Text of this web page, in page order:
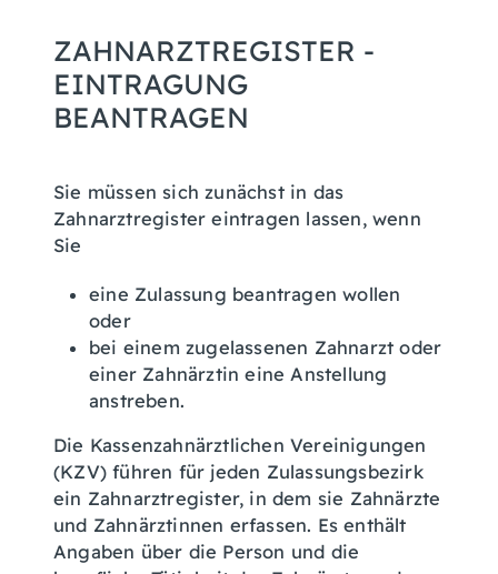
ZAHNARZTREGISTER -
EINTRAGUNG
BEANTRAGEN
Sie müssen sich zunächst in das
Zahnarztregister eintragen lassen, wenn
Sie
eine Zulassung beantragen wollen
oder
bei einem zugelassenen Zahnarzt oder
einer Zahnärztin eine Anstellung
anstreben.
Die Kassenzahnärztlichen Vereinigungen
(KZV) führen für jeden Zulassungsbezirk
ein Zahnarztregister, in dem sie Zahnärzte
und Zahnärztinnen erfassen. Es enthält
Angaben über die Person und die